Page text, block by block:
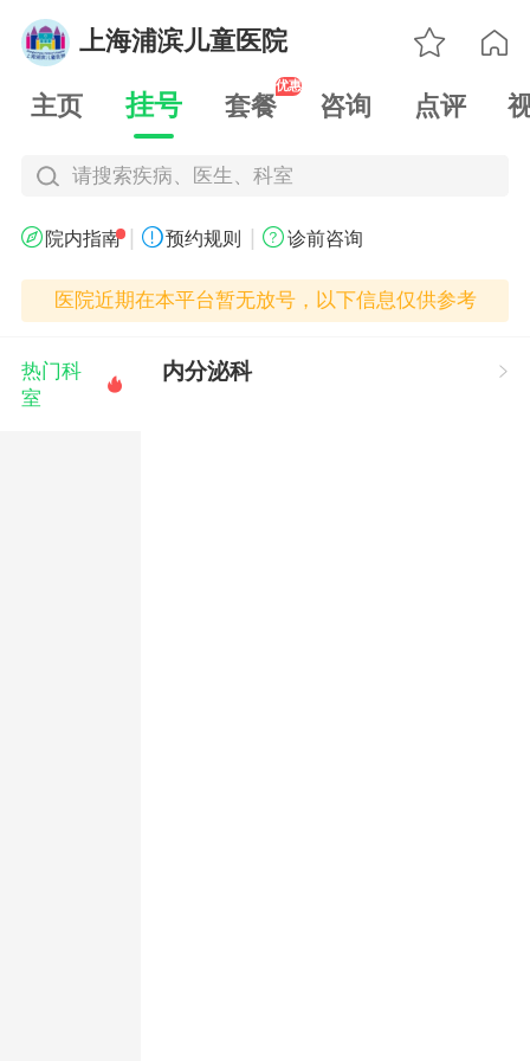
上海浦滨儿童医院  
主页 挂号 套餐
优惠
咨询 点评
请搜索疾病、医生、科室
 院内指南 预约规则 诊前咨询
医院近期在本平台暂无放号，以下信息仅供参考
热门科
室

内分泌科 